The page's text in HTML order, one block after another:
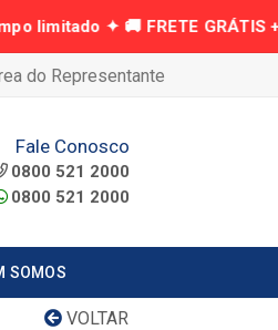
do Representante
Fale Conosco
0800 521 2000
0800 521 2000
SOMOS
VOLTAR